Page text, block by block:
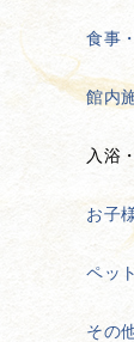
食事
館内
入浴
お子
ペッ
その